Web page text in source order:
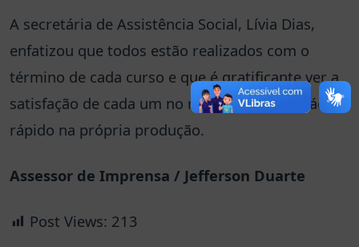
A secretária de Assistência Social, Lívia Dias,
enfatizou que todos estão realizados com o
término de cada curso e que é gratificante ver a
satisfação de cada um no manuseio, que é fácil e
rápido na própria produção.
Assessor de Imprensa / Jefferson Duarte
Post Views: 213